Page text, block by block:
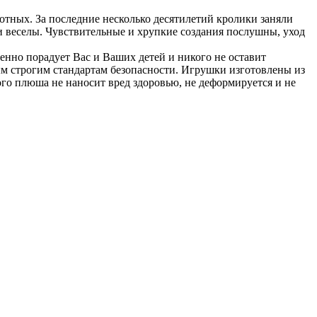
За последние несколько десятилетий кролики заняли
Чувствительные и хрупкие создания послушны, уход
порадует Вас и Ваших детей и никого не оставит
стандартам безопасности. Игрушки изготовлены из
плюша не наносит вред здоровью, не деформируется и не